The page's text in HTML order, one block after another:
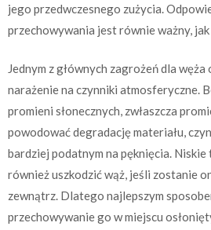
jego przedwczesnego zużycia.
przechowywania jest równie ważny,
Jednym z głównych zagrożeń dla
narażenie na czynniki atmosferyczne.
promieni słonecznych, zwłaszcza
powodować degradację materiału,
bardziej podatnym na pęknięcia.
również uszkodzić wąż, jeśli zostanie
zewnątrz. Dlatego najlepszym
przechowywanie go w miejscu